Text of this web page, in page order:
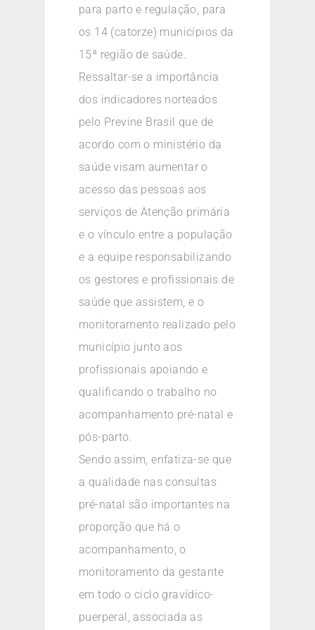
para parto e regulação, para
os 14 (catorze) municípios da
15ª região de saúde.
Ressaltar-se a importância
dos indicadores norteados
pelo Previne Brasil que de
acordo com o ministério da
saúde visam aumentar o
acesso das pessoas aos
serviços de Atenção primária
e o vínculo entre a população
e a equipe responsabilizando
os gestores e profissionais de
saúde que assistem, e o
monitoramento realizado pelo
município junto aos
profissionais apoiando e
qualificando o trabalho no
acompanhamento pré-natal e
pós-parto.
Sendo assim, enfatiza-se que
a qualidade nas consultas
pré-natal são importantes na
proporção que há o
acompanhamento, o
monitoramento da gestante
em todo o ciclo gravídico-
puerperal, associada as